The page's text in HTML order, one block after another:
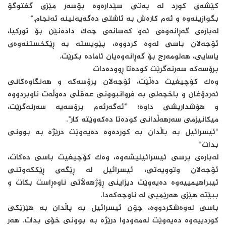
کێشەی کورد لە پەتی سێدارەوە بۆسەر مێزی گفتوگۆ
بگوازینەوە و ئەم کارەش بە ئاشتی دەگەیەنینە ئەنجام.”
لەبارەی گەڕانەوەی ئەو کەسانەی چەک دادەنێن بۆ تورکیا،
ئۆجەلان باسی لەوە کردووە، پێویستە بە ڕێکخستنەوەی
یاسایی، هەلومەرج بۆ گەڕانەوەیان ئامادە بکرێت.
پرۆسەکە سەرنەگرێت کودەتا ڕوودەدات
وەک کۆچیغیت دەڵێت، ئۆجەلان پرۆسەکە و هەنگاوەکانی
ئەردۆغان و باخچەلی بە فروانبوونی عەقڵی دەوڵەت ناوبردووە
و هۆشداریشی داوە؛ “ئەگەرئەم پرۆسەیە سەرنەگرێت،
میکانیزمی سەرهەڵدانی کودەتا دەکەوێتە کار”.
“ئیسرائیل بە پاڵدان بە کوردەوە دەیەوێت درێژە بە بوونی
بدات”
لەبارەی پرسی ئیسرائیلیشەوە، وەک کۆچیغیت باسی دەکات،
ئۆجەلان وتوویەتی، ئیسرائیل لە ڕێگەی ڕێککەوتنی
ئیبراهیمییەوە دەیەوێت دیزاینی ڕۆژهەڵاتی ناوەڕاست بکات و
ببێتە هێزی هەرێمیی لە ناوچەکەدا.
باسی لەوەشکردووە، چۆن ئیسرائیل بە پاڵدان بە هێزێکی
کوردییەوە دەیەوێت لەمەودوا درێژە بە بوونی خۆی بدات. هەر